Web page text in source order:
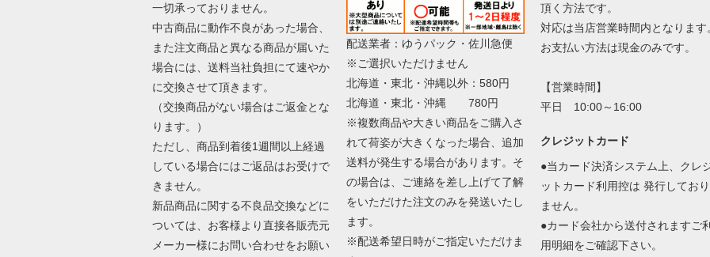
一切承っておりません。
中古商品に動作不良があった場合、
また注文商品と異なる商品が届いた
場合には、送料当社負担にて速やか
に交換させて頂きます。
（交換商品がない場合はご返金とな
ります。）
ただし、商品到着後1週間以上経過
している場合にはご返品はお受けで
きません。
新品商品に関する不良品交換などに
ついては、お客様より直接各販売元
メーカー様にお問い合わせをお願い
配送業者：ゆうパック・佐川急便
※ご選択いただけません
北海道・東北・沖縄以外：580円
北海道・東北・沖縄 780円
※複数商品や大きい商品をご購入さ
れて荷姿が大きくなった場合、追加
送料が発生する場合があります。そ
の場合は、ご連絡を差し上げて了解
をいただけた注文のみを発送いたし
ます。
※配送希望日時がご指定いただけま
頂く方法です。
対応は当店営業時間内となります
お支払い方法は現金のみです。
【営業時間】
平日 10:00～16:00
クレジットカード
●当カード決済システム上、クレ
ットカード利用控は 発行しており
ません。
●カード会社から送付されますご利
用明細をご確認下さい。